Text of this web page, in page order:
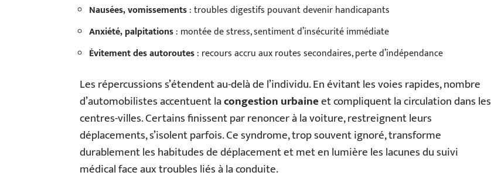
Nausées, vomissements: troubles digestifs pouvant devenir handicapants
Anxiété, palpitations: montée de stress, sentiment d’insécurité immédiate
Évitement des autoroutes: recours accru aux routes secondaires, perte d’indépendance
Les répercussions s’étendent au-delà de l’individu. En évitant les voies rapides, nombre
d’automobilistes accentuent lacongestion urbaineet compliquent la circulation dans les
centres-villes. Certains finissent par renoncer à la voiture, restreignent leurs
déplacements, s’isolent parfois. Ce syndrome, trop souvent ignoré, transforme
durablement les habitudes de déplacement et met en lumière les lacunes du suivi
médical face aux troubles liés à la conduite.